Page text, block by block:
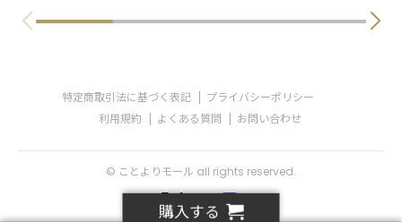
購入する
特定商取引法に基づく表記
プライバシーポリシー
利用規約
よくある質問 お問い合わせ
© ことよりモール all rights reserved.